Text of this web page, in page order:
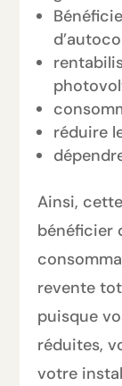
réduire
Ainsi,
bénéficier
revente
puisque
réduites,
votre